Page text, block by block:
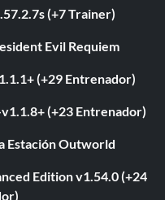
(+7 Trainer)
Evil Requiem
(+29 Entrenador)
(+23 Entrenador)
Estación Outworld
Edition v1.54.0 (+24